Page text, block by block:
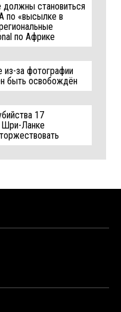
должны становиться
по «высылке в
по Африке
из-за фотографии
быть освобождён
17
Шри-Ланке